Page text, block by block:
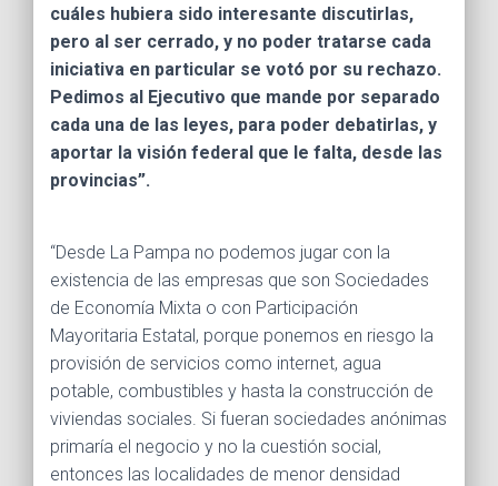
cuáles hubiera sido interesante discutirlas,
pero al ser cerrado, y no poder tratarse cada
iniciativa en particular se votó por su rechazo.
Pedimos al Ejecutivo que mande por separado
cada una de las leyes, para poder debatirlas, y
aportar la visión federal que le falta, desde las
provincias”.
“Desde La Pampa no podemos jugar con la
existencia de las empresas que son Sociedades
de Economía Mixta o con Participación
Mayoritaria Estatal, porque ponemos en riesgo la
provisión de servicios como internet, agua
potable, combustibles y hasta la construcción de
viviendas sociales. Si fueran sociedades anónimas
primaría el negocio y no la cuestión social,
entonces las localidades de menor densidad